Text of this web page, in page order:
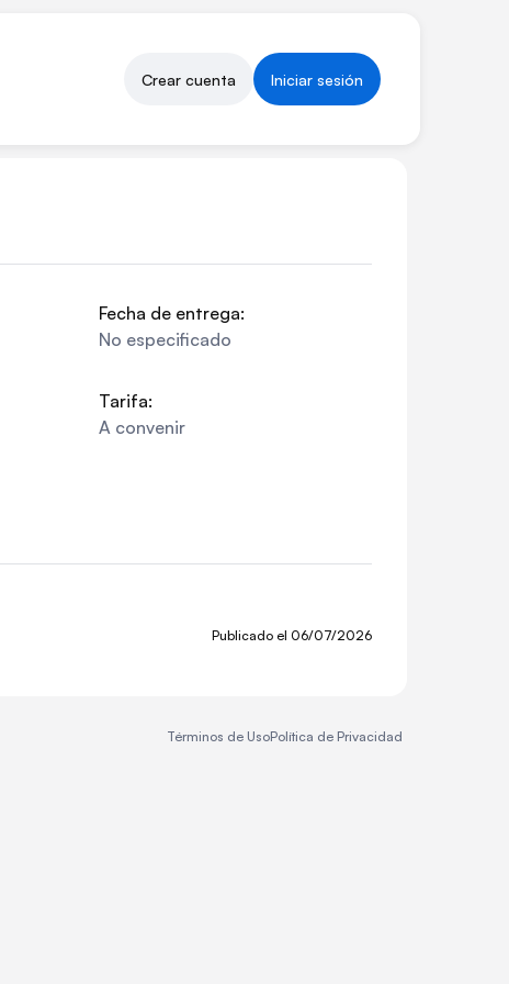
Crear cuenta Iniciar sesión
Fecha de entrega:
No especificado
Tarifa:
A convenir
Publicado el 06/07/2026
Términos de UsoPolítica de Privacidad